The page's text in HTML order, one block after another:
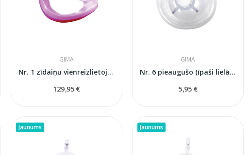
GIMA
Nr. 1 zīdaiņu vienreizlietojama reanimācijas...
129,95 €
GIMA
Nr. 6 pieaugušo (īpaši lielā) vienreizlietojama...
5,95 €
Jaunums Jaunums